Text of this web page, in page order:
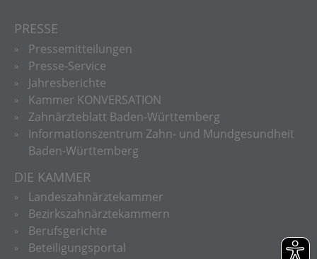
PRESSE
Pressemitteilungen
Presse-Service
Jahresberichte
Kammer KONVERSATION
Zahnärzteblatt Baden-Württemberg
Informationszentrum Zahn- und Mundgesundheit
Baden-Württemberg
DIE KAMMER
Landeszahnärztekammer
Bezirkszahnärztekammern
Berufsgerichte
Beteiligungsportal